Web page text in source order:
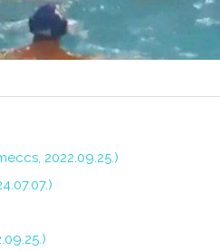
2022.09.25.)